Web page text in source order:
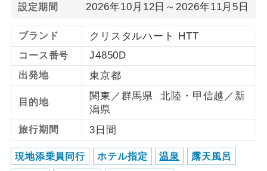
設定期間 2026年10月12日～2026年11月5日
ブランド クリスタルハート HTT
コース番号 J4850D
出発地 東京都
目的地
関東／群馬県 北陸・甲信越／新
潟県
旅行期間 3日間
現地添乗員同行 ホテル指定 温泉 露天風呂
加限定
スです。
1名様1室同代
金
1名様1室利用でも追加料金がかからない
コースです。
ご夫婦限定
ご夫婦限定でご参加いただけるコースで
す。
女性限定
女性限定でご参加いただけるコースで
す。